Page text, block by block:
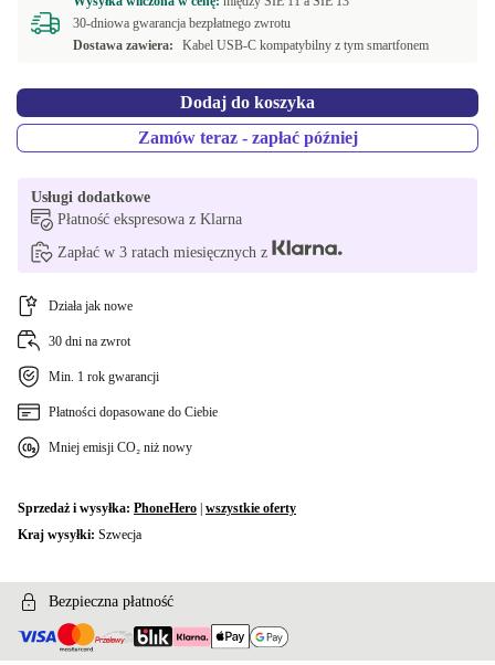
30-dniowa gwarancja bezpłatnego zwrotu
Dostawa zawiera:
Kabel USB-C kompatybilny z tym smartfonem
Dodaj do koszyka
Zamów teraz - zapłać później
Usługi dodatkowe
Płatność ekspresowa z Klarna
Zapłać w 3 ratach miesięcznych z
Działa jak nowe
30 dni na zwrot
Min. 1 rok gwarancji
Płatności dopasowane do Ciebie
Mniej emisji CO₂ niż nowy
Sprzedaż i wysyłka: PhoneHero wszystkie oferty
Kraj wysyłki: Szwecja
Bezpieczna płatność